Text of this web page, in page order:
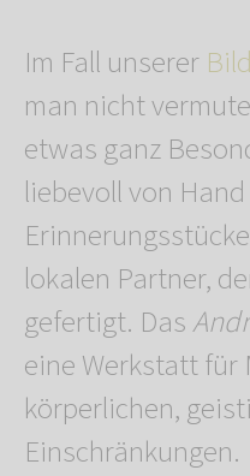
Im Fall unserer
man nicht
etwas ganz
liebevoll von
lokalen Partner,
gefertigt. Das
eine Werkstatt für
körperlichen,
Einschränkungen.